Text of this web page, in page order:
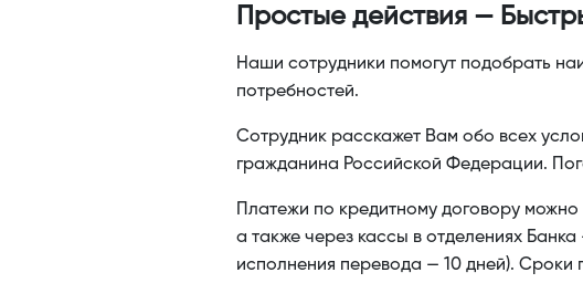
Простые действия —
Наши сотрудники помогут подобрать
потребностей.
Сотрудник расскажет Вам обо всех
гражданина Российской Федерации.
Платежи по кредитному договору
а также через кассы в отделениях
исполнения перевода — 10 дней). Сроки